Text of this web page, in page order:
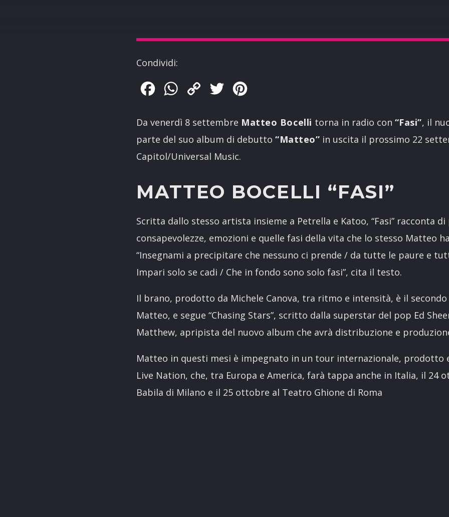
Condividi:
FacebookWhatsApp
Copy
Twitter
Da venerdì 8 settembre Matteo Bocelli torna in radio con “Fasi”, il
parte del suo album di debutto“Matteo” in uscita il prossimo 22
Capitol/Universal Music.
MATTEO BOCELLI “FASI”
Scritta dallo stesso artista insieme a Petrella e Katoo, “Fasi” racconta di
consapevolezze, emozioni e quelle fasi della vita che lo stesso Matteo
“Insegnami a precipitare che nessuno ci prende / da tutte le paure e
Impari solo se cadi / Che in fondo sono solo fasi”, cita il testo.
Il brano, prodotto da Michele Canova, tra ritmo e intensità, è il
Matteo, e segue “Chasing Stars”, scritto dalla superstar del pop Ed
Matthew, apripista del nuovo album che avrà distribuzione e
Matteo in questi mesi è impegnato in un tour internazionale, prodotto
Live Nation, che, tra Europa e America, farà tappa anche in Italia, il 24
Babila di Milano e il 25 ottobre al Teatro Ghione di Roma